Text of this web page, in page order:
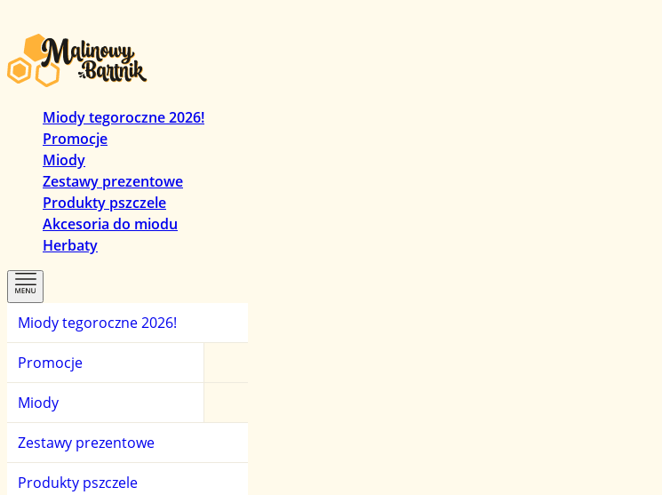
Miody tegoroczne 2026!
Promocje
Miody
Zestawy prezentowe
Produkty pszczele
Akcesoria do miodu
Herbaty
Miody tegoroczne 2026!
Promocje
Miody
Zestawy prezentowe
Produkty pszczele